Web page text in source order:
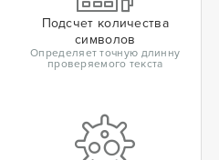
Подсчет количества
символов
Определяет точную длинну
проверяемого текста